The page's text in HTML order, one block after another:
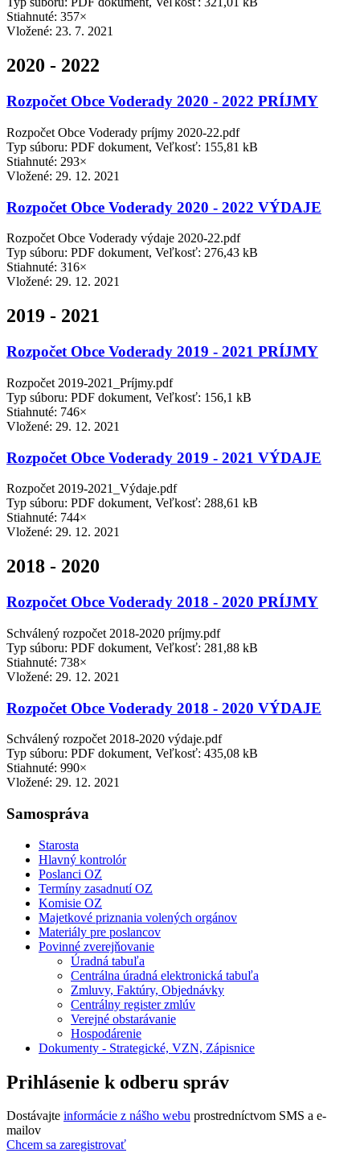
Stiahnuté: 357×
Vložené: 23. 7. 2021
2020 - 2022
Rozpočet Obce Voderady 2020 - 2022 PRÍJMY
Rozpočet Obce Voderady príjmy 2020-22.pdf
Typ súboru: PDF dokument, Veľkosť: 155,81 kB
Stiahnuté: 293×
Vložené: 29. 12. 2021
Rozpočet Obce Voderady 2020 - 2022 VÝDAJE
Rozpočet Obce Voderady výdaje 2020-22.pdf
Typ súboru: PDF dokument, Veľkosť: 276,43 kB
Stiahnuté: 316×
Vložené: 29. 12. 2021
2019 - 2021
Rozpočet Obce Voderady 2019 - 2021 PRÍJMY
Rozpočet 2019-2021_Príjmy.pdf
Typ súboru: PDF dokument, Veľkosť: 156,1 kB
Stiahnuté: 746×
Vložené: 29. 12. 2021
Rozpočet Obce Voderady 2019 - 2021 VÝDAJE
Rozpočet 2019-2021_Výdaje.pdf
Typ súboru: PDF dokument, Veľkosť: 288,61 kB
Stiahnuté: 744×
Vložené: 29. 12. 2021
2018 - 2020
Rozpočet Obce Voderady 2018 - 2020 PRÍJMY
Schválený rozpočet 2018-2020 príjmy.pdf
Typ súboru: PDF dokument, Veľkosť: 281,88 kB
Stiahnuté: 738×
Vložené: 29. 12. 2021
Rozpočet Obce Voderady 2018 - 2020 VÝDAJE
Schválený rozpočet 2018-2020 výdaje.pdf
Typ súboru: PDF dokument, Veľkosť: 435,08 kB
Stiahnuté: 990×
Vložené: 29. 12. 2021
Samospráva
Starosta
Hlavný kontrolór
Poslanci OZ
Termíny zasadnutí OZ
Komisie OZ
Majetkové priznania volených orgánov
Materiály pre poslancov
Povinné zverejňovanie
Úradná tabuľa
Centrálna úradná elektronická tabuľa
Zmluvy, Faktúry, Objednávky
Centrálny register zmlúv
Verejné obstarávanie
Hospodárenie
Dokumenty - Strategické, VZN, Zápisnice
Prihlásenie k odberu správ
Dostávajte informácie z nášho webu prostredníctvom SMS a e-
mailov
Chcem sa zaregistrovať